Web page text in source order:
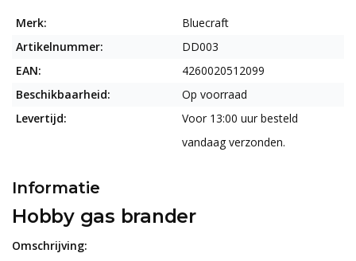
Merk:
Bluecraft
Artikelnummer:
DD003
EAN:
4260020512099
Beschikbaarheid:
Op voorraad
Levertijd:
Voor 13:00 uur besteld
vandaag verzonden.
Informatie
Hobby gas brander
Omschrijving: